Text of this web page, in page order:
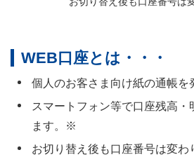
WEB口座とは・・・
個人のお客さま向け紙の通帳を
スマートフォン等で口座残高・
ます。※
お切り替え後も口座番号は変わ